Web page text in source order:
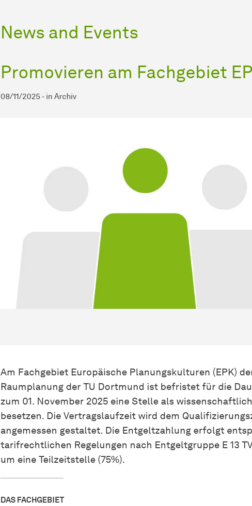
News and Events
Promovieren am Fachgebiet
08/11/2025 - in Archiv
Am Fachgebiet Europäische Planungskulturen (EPK)
Raumplanung der TU Dortmund ist befristet für die
zum 01. November 2025 eine Stelle als
besetzen. Die Vertragslaufzeit wird dem
angemessen gestaltet. Die Entgeltzahlung erfolgt
tarifrechtlichen Regelungen nach Entgeltgruppe E 13
um eine Teilzeitstelle (75%).
DAS FACHGEBIET